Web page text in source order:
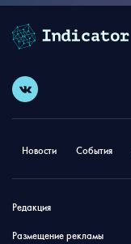
Новости События
Редакция
Размещение рекламы